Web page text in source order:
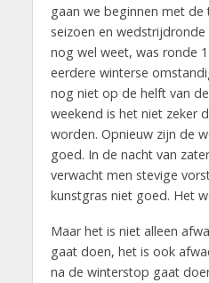
gaan we beginnen met
seizoen en
nog wel weet, was ronde
eerdere winterse
nog niet op de helft van
weekend is het niet zeker
worden. Opnieuw zijn de
goed. In de nacht van
verwacht men stevige
kunstgras niet goed. Het
Maar het is niet alleen
gaat doen, het is ook
na de winterstop gaat